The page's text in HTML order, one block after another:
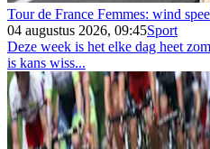
Tour de France Femmes: wind
04 augustus 2026, 09:45Sport
Deze week is het elke dag heet
is kans wiss...